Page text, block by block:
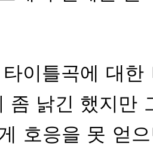
이틀곡에 대한
좀 낡긴 했지만
호응을 못 얻